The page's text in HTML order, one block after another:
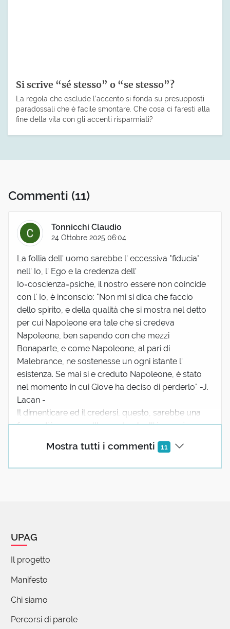
Si scrive “sé stesso” o “se stesso”?
La regola che esclude l’accento si fonda su presupposti
paradossali che è facile smontare. Che cosa ci faresti alla
fine della vita con gli accenti risparmiati?
Commenti (11)
Mostra tutti i commenti 11
Tonnicchi Claudio
24 Ottobre 2025 06:04
La follia dell' uomo sarebbe l' eccessiva "fiducia"
nell' Io, l' Ego e la credenza dell'
Io=coscienza=psiche, il nostro essere non coincide
con l' Io, è inconscio: "Non mi si dica che faccio
dello spirito, e della qualità che si mostra nel detto
per cui Napoleone era tale che si credeva
Napoleone, ben sapendo con che mezzi
Bonaparte, e come Napoleone, al pari di
Malebrance, ne sostenesse un ogni istante l'
esistenza. Se mai si e creduto Napoleone, è stato
nel momento in cui Giove ha deciso di perderlo" -J.
Lacan -
Il dimenticare ed il credersi, questo, sarebbe una
forma di inganno nell' assunto che "l' io non è
"Remigando" contro "Ogni soldato porta nello zaino,
che merita approfondimento.
Grazie Claudio!🌤️
Tonnicchi Claudio
UPAG
Il progetto
Manifesto
Chi siamo
Percorsi di parole